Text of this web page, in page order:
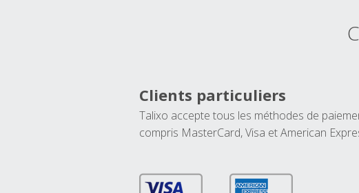
Clients particuliers
Talixo accepte tous les méthodes de
compris MasterCard, Visa et American